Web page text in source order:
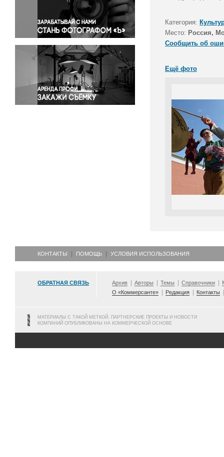
Правосудие
Происшествия и конфликты
Религия
Светская жизнь
Спорт
Экология
Экономика и бизнес
Категория:
Место: Россия,
Сообщить об
Ещё фото
КОНТАКТЫ ПОМОЩЬ УСЛОВИЯ ИСПОЛЬЗОВАНИЯ
ОБРАТНАЯ СВЯЗЬ Архив Авторы Темы Справочники
О «Коммерсанте»
Редакция Контакты
МАТЕРИАЛЫ С ТАКОЙ МЕТКОЙ, ПАРТНЕРСКИЕ ПРОЕКТЫ И НОВОСТИ
КОМПАНИЙ ОПУБЛИКОВАНЫ НА КОММЕРЧЕСКОЙ ОСНОВЕ